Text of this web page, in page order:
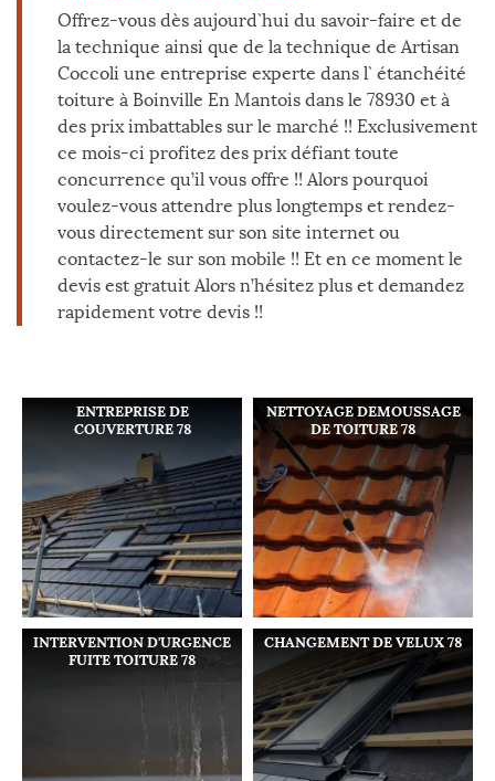
Offrez-vous dès aujourd`hui du savoir-faire et de
la technique ainsi que de la technique de Artisan
Coccoli une entreprise experte dans l` étanchéité
toiture à Boinville En Mantois dans le 78930 et à
des prix imbattables sur le marché !! Exclusivement
ce mois-ci profitez des prix défiant toute
concurrence qu’il vous offre !! Alors pourquoi
voulez-vous attendre plus longtemps et rendez-
vous directement sur son site internet ou
contactez-le sur son mobile !! Et en ce moment le
devis est gratuit Alors n’hésitez plus et demandez
rapidement votre devis !!
ENTREPRISE DE
COUVERTURE 78
NETTOYAGE DEMOUSSAGE
DE TOITURE 78
INTERVENTION D'URGENCE
FUITE TOITURE 78
CHANGEMENT DE VELUX 78